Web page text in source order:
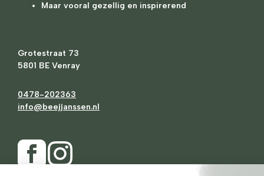
Maar vooral gezellig en inspirerend
Grotestraat 73
5801 BE Venray
0478-202363
info@beejjanssen.nl